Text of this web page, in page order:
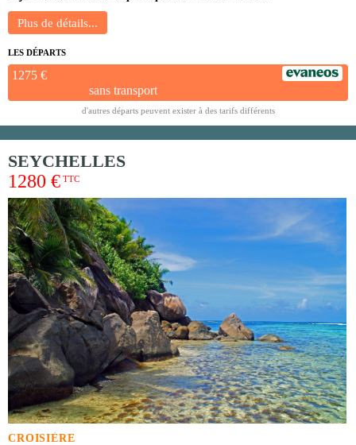
LES DÉPARTS
1275 €
sans transport
d'autres départs peuvent exister à des tarifs différents
SEYCHELLES
1280 € TTC
CROISIÈRE